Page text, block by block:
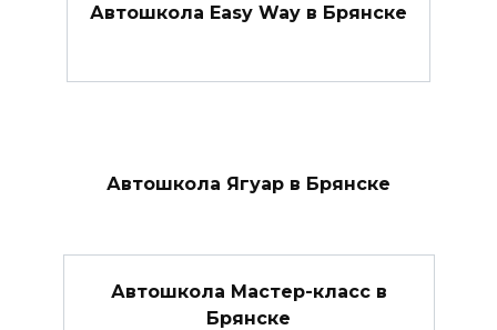
Автошкола Easy Way в Брянске
Автошкола Ягуар в Брянске
Автошкола Мастер-класс в
Брянске